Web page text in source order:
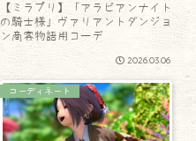
【ミラプリ】「アラビアンナイト
の騎士様」ヴァリアントダンジョ
ン商客物語用コーデ
2026.03.06
コーディネート